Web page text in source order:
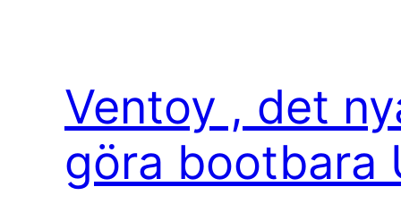
Ventoy , det
göra bootbara